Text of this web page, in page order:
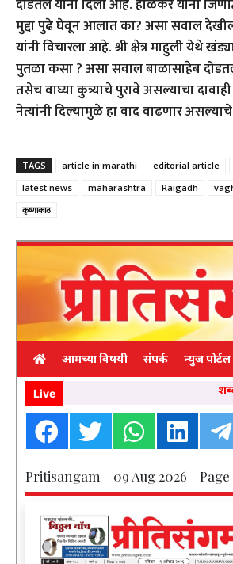
दोडतले यांनी दिला आहे. होळकर यांनी
मुद्दा पुढे घेवून आलात का? असा सवाल
यांनी विचारला आहे. श्री क्षेत्र माहुली येथे
पुतळा कसा ? असा सवाल बाळासाहेब
तसेच वाघ्या कुत्र्याचे पुरावे असल्याचा
नेत्यांनी दिल्यामुळे हा वाद वाढणार
TAGS article in marathi editorial article
latest news
maharashtra Raigadh
कृष्णाकाठ